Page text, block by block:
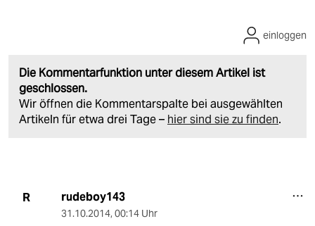
Die Kommentarfunktion unter diesem Artikel ist
geschlossen.
Wir öffnen die Kommentarspalte bei ausgewählten
Artikeln für etwa drei Tage – hier sind sie zu finden.
einloggen
R rudeboy143
31.10.2014, 00:14 Uhr